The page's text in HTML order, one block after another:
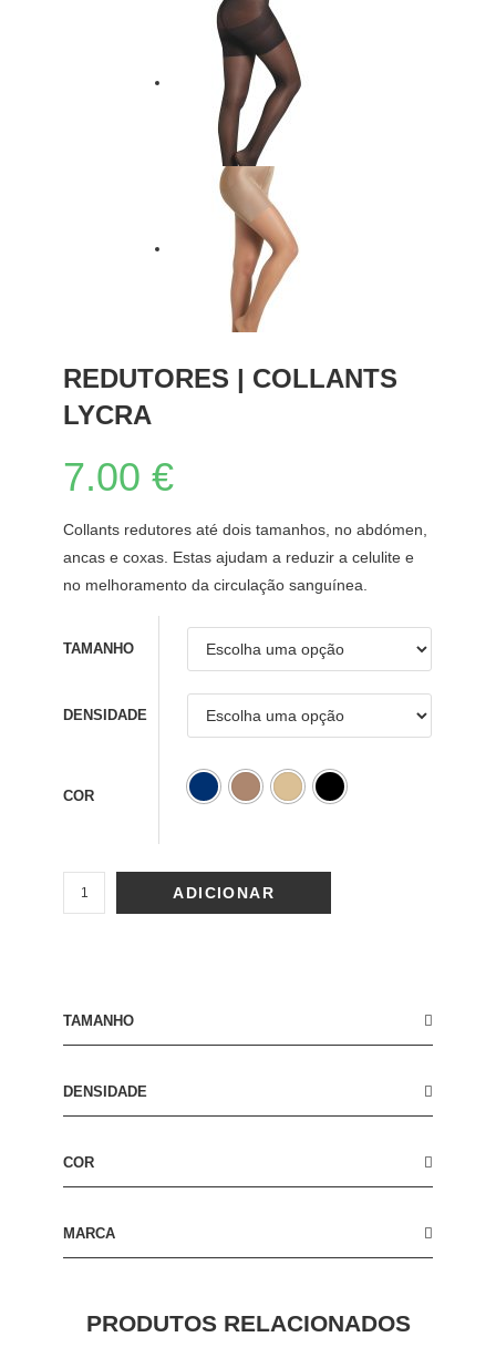
REDUTORES | COLLANTS
LYCRA
7.00€
Collants redutores até dois tamanhos, no abdómen,
ancas e coxas. Estas ajudam a reduzir a celulite e
no melhoramento da circulação sanguínea.
TAMANHO
DENSIDADE
COR
ADICIONAR
TAMANHO
DENSIDADE
COR
MARCA
PRODUTOS RELACIONADOS